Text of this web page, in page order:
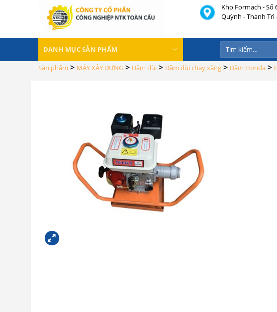
Kho Formach - Số
Quỳnh - Thanh Trì
DANH MỤC SẢN PHẨM
Tìm
kiếm:
Sản phẩm > MÁY XÂY DỰNG > Đầm dùi > Đầm dùi chạy xăng > Đầm Honda >